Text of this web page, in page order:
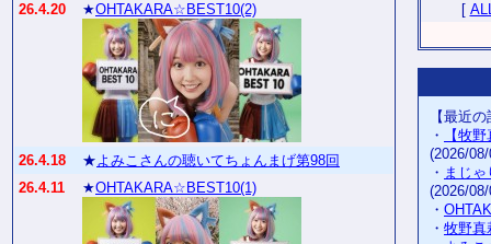
26.4.20 ★OHTAKARA☆BEST10(2)
26.4.18 ★よみこさんの聴いてちょんまげ第98回
26.4.11
★OHTAKARA☆BEST10(1)
[
【最近
・
【牧
(2026/
・ まじ
(2026/
・
・ 牧野真